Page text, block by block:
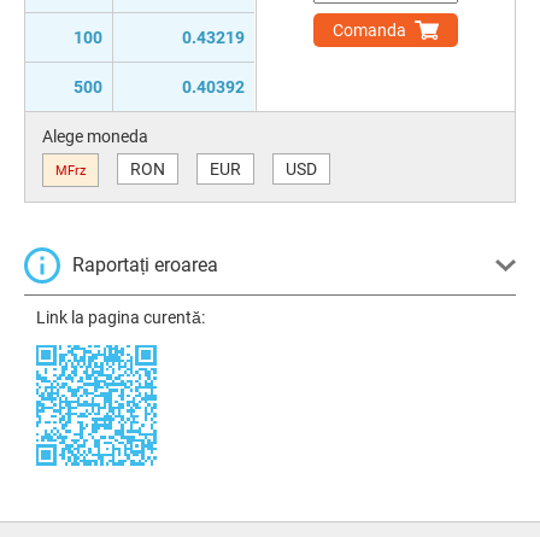
100 0.43219
500 0.40392
Comanda
Alege moneda
MFrz RON EUR USD
Raportați eroarea
Link la pagina curentă: